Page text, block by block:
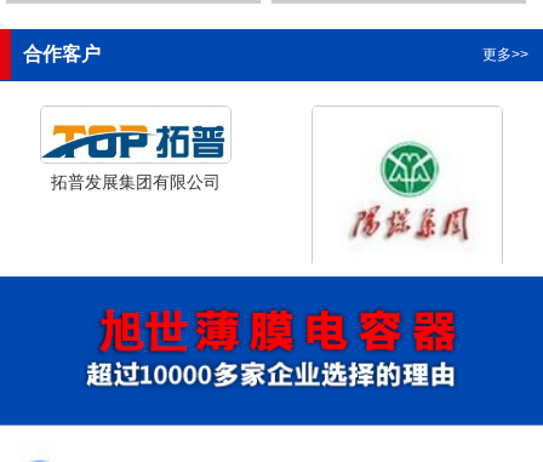
合作客户 更多>>
拓普发展集团有限公司
山西省阳泉市阳泉煤业集团